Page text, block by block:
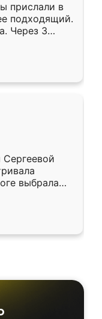
прислали в
подходящий.
Через 3
Остались
Сергеевой
выбрала
потом
объяснил
срок, с
без
осталась
и ожидала.